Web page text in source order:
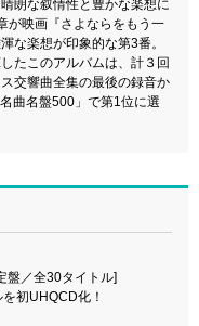
朗な叙情性と豊かな楽想に
が映画『さよならをもう一
な楽想が印象的な第3番。
たこのアルバムは、計３回
交響曲全集の最後の録音か
曲名盤500」で第1位に選
盤／全30タイトル]
初UHQCD化！